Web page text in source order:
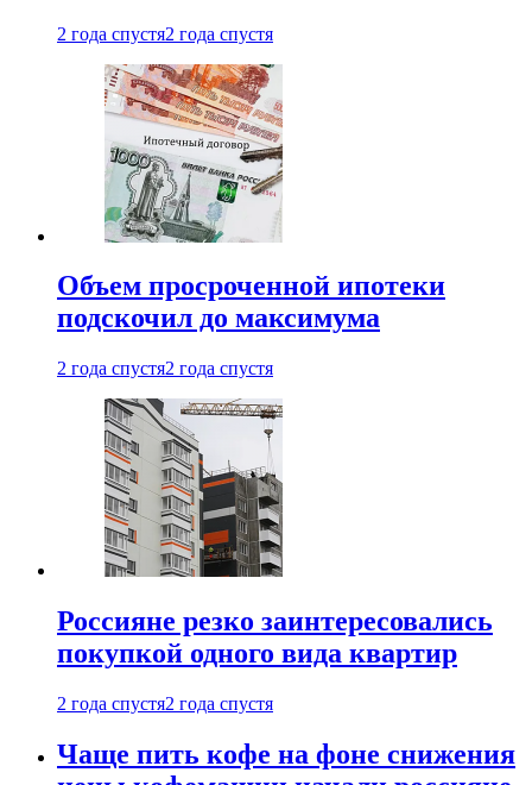
2 года спустя2 года спустя
Объем просроченной ипотеки
подскочил до максимума
2 года спустя2 года спустя
Россияне резко заинтересовались
покупкой одного вида квартир
2 года спустя2 года спустя
Чаще пить кофе на фоне снижения